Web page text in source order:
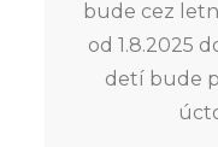
bude cez
od 1.8.2025
detí bude